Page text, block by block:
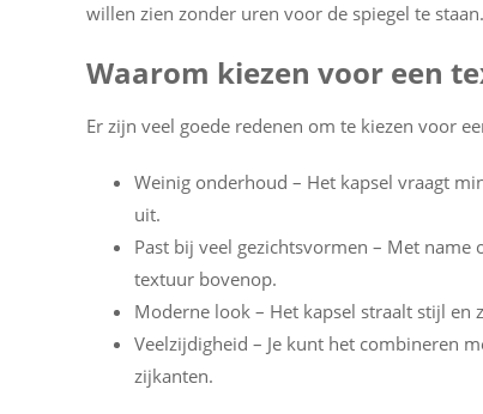
willen zien zonder uren voor de spiegel te staan.
Waarom kiezen voor een
Er zijn veel goede redenen om te kiezen voor
Weinig onderhoud – Het kapsel vraagt
uit.
Past bij veel gezichtsvormen – Met
textuur bovenop.
Moderne look – Het kapsel straalt stijl
Veelzijdigheid – Je kunt het combineren
zijkanten.